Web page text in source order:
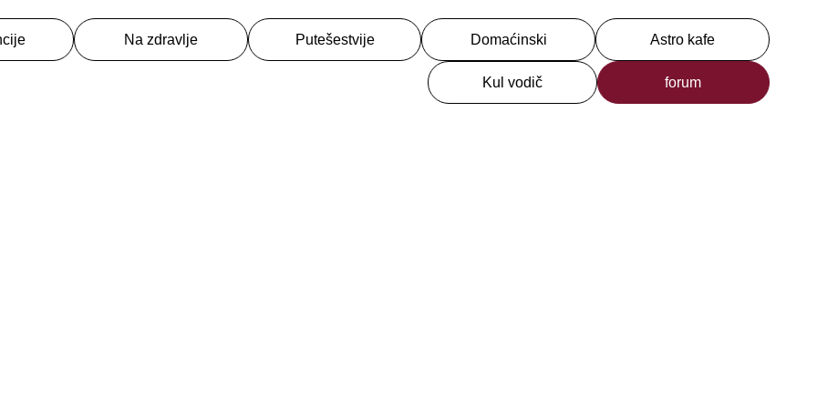
Na zdravlje Putešestvije Domaćinski Astro kafe
Kul vodič forum